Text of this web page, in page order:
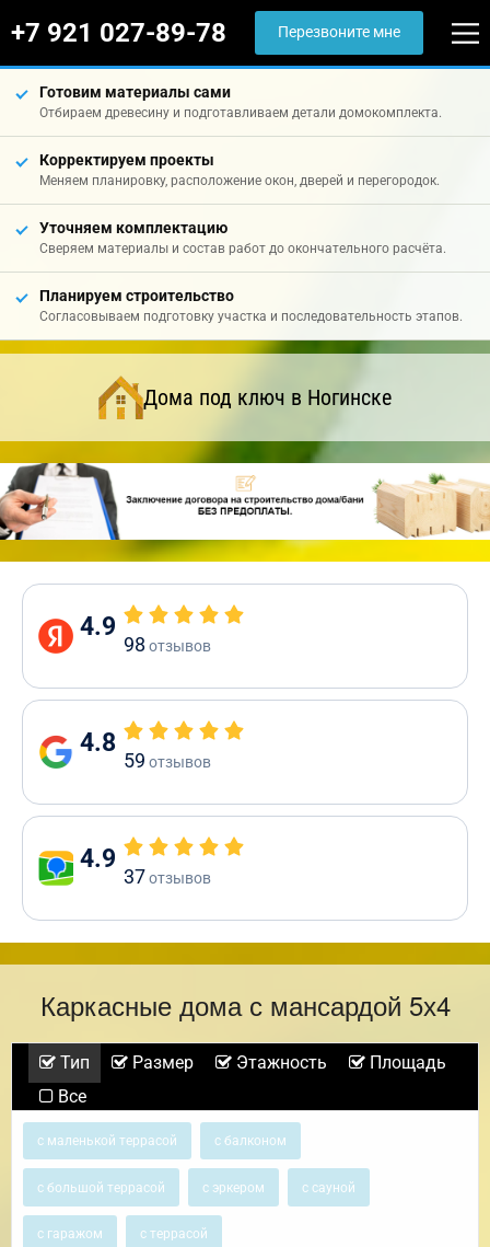
+7 921 027-89-78 Перезвоните мне
Готовим материалы сами
Отбираем древесину и подготавливаем детали домокомплекта.
Корректируем проекты
Меняем планировку, расположение окон, дверей и перегородок.
Уточняем комплектацию
Сверяем материалы и состав работ до окончательного расчёта.
Планируем строительство
Согласовываем подготовку участка и последовательность этапов.
Дома под ключ в Ногинске
4.9
98 отзывов
4.8
59 отзывов
4.9
37отзывов
Каркасные дома с мансардой 5х4
Тип Размер Этажность
Площадь
Все
с маленькой террасой с балконом
с большой террасой с эркером с сауной
с гаражом с террасой